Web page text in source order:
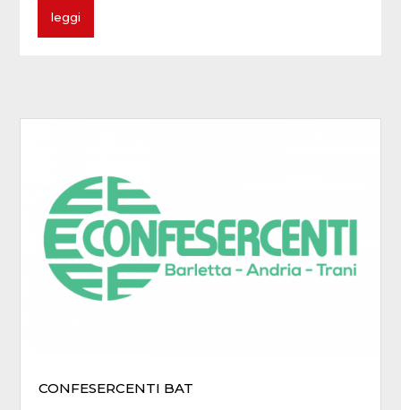
leggi
CONFESERCENTI BAT